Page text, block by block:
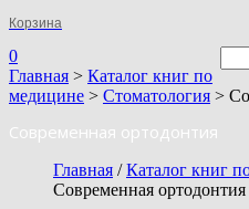
Корзина
0
Главная > Каталог книг по
медицине > Стоматология >
Современная ортодонтия
Главная /Каталог книг
Современная ортодонтия